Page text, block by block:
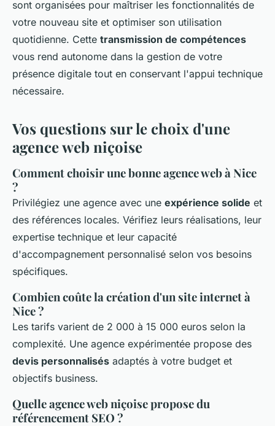
sont organisées pour maîtriser les fonctionnalités de
votre nouveau site et optimiser son utilisation
quotidienne. Cette transmission de compétences
vous rend autonome dans la gestion de votre
présence digitale tout en conservant l'appui technique
nécessaire.
Vos questions sur le choix d'une
agence web niçoise
Comment choisir une bonne agence web à Nice
?
Privilégiez une agence avec une expérience solide et
des références locales. Vérifiez leurs réalisations, leur
expertise technique et leur capacité
d'accompagnement personnalisé selon vos besoins
spécifiques.
Combien coûte la création d'un site internet à
Nice ?
Les tarifs varient de 2 000 à 15 000 euros selon la
complexité. Une agence expérimentée propose des
devis personnalisés adaptés à votre budget et
objectifs business.
Quelle agence web niçoise propose du
référencement SEO ?